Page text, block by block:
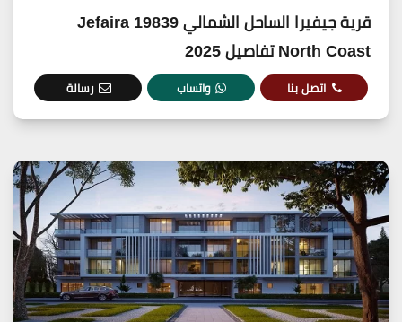
قرية جيفيرا الساحل الشمالي 19839 Jefaira
North Coast تفاصيل 2025
اتصل بنا واتساب رسالة